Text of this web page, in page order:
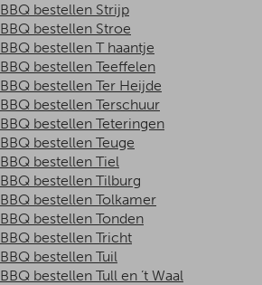
BBQ bestellen Strijp
BBQ bestellen Stroe
BBQ bestellen T haantje
BBQ bestellen Teeffelen
BBQ bestellen Ter Heijde
BBQ bestellen Terschuur
BBQ bestellen Teteringen
BBQ bestellen Teuge
BBQ bestellen Tiel
BBQ bestellen Tilburg
BBQ bestellen Tolkamer
BBQ bestellen Tonden
BBQ bestellen Tricht
BBQ bestellen Tuil
BBQ bestellen Tull en ’t Waal